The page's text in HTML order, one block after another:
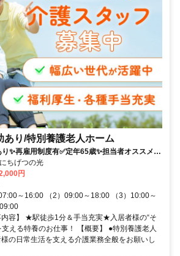
あり/特別養護老人ホーム
✨再雇用制度有✅️定年65歳✨担当者オススメ⭕️
駅チカ
ちげつの光
円
～16:00 （2）09:00～18:00 （3）10:00～
内容】 ★駅徒歩1分＆手当充実★入居者様の“そ
える特養のお仕事！ 【概要】 ●特別養護老人
の日常生活を支える介護業務全般をお願いし